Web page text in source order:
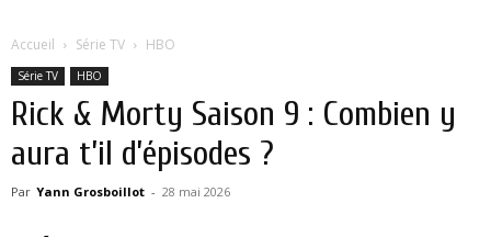
Accueil Série TV HBO
Série TV HBO
Rick & Morty Saison 9 : Combien y
aura t’il d’épisodes ?
Par Yann Grosboillot - 28 mai 2026